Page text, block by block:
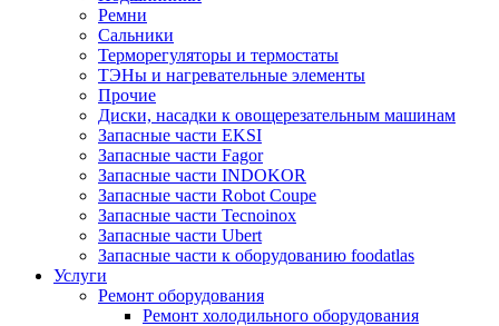
Ремни
Сальники
Терморегуляторы и термостаты
ТЭНы и нагревательные элементы
Прочие
Диски, насадки к овощерезательным машинам
Запасные части EKSI
Запасные части Fagor
Запасные части INDOKOR
Запасные части Robot Coupe
Запасные части Tecnoinox
Запасные части Ubert
Запасные части к оборудованию foodatlas
Услуги
Ремонт оборудования
Ремонт холодильного оборудования